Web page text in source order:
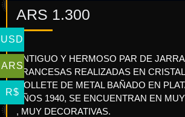
ARS 1.300
ANTIGUO Y HERMOSO PAR DE
FRANCESAS REALIZADAS EN
GOLLETE DE METAL BAÑADO EN
AÑOS 1940, SE ENCUENTRAN EN
, MUY DECORATIVAS.
USD
ARS
R$